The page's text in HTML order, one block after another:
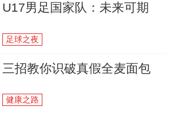
U17男足国家队：未来可期
足球之夜
三招教你识破真假全麦面包
健康之路